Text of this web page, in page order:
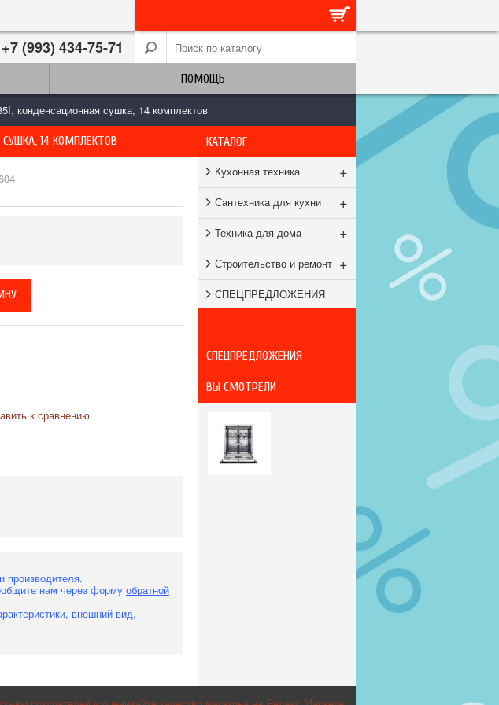
+7 (993) 434-75-71
ПОМОЩЬ
конденсационная сушка, 14 комплектов
КАТАЛОГ
Кухонная техника +
Сантехника для кухни +
Техника для дома +
Строительство и ремонт +
СПЕЦПРЕДЛОЖЕНИЯ
СПЕЦПРЕДЛОЖЕНИЯ
ВЫ СМОТРЕЛИ
14 КОМПЛЕКТОВ
к сравнению
нам через форму обратной
внешний вид,